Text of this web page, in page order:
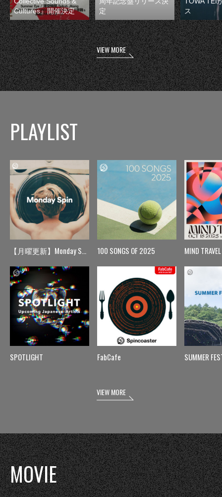
Cultures』開催決定
定
ス
VIEW MORE
PLAYLIST
【月曜更新】Monday Spin
SPOTLIGHT
100 SONGS OF 2025
FabCafe
MIND TRAVEL
SUMMER
VIEW MORE
MOVIE